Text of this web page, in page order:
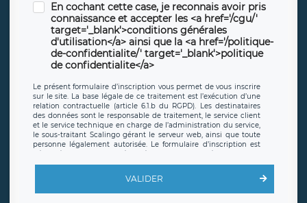
En cochant cette case, je reconnais avoir pris
connaissance et accepter les <a href='/cgu/'
target='_blank'>conditions générales
d'utilisation</a> ainsi que la <a href='/politique-
de-confidentialite/' target='_blank'>politique
de confidentialite</a>
Le présent formulaire d’inscription vous permet de vous inscrire
sur le site. La base légale de ce traitement est l’exécution d’une
relation contractuelle (article 6.1.b du RGPD). Les destinataires
des données sont le responsable de traitement, le service client
et le service technique en charge de l’administration du service,
le sous-traitant Scalingo gérant le serveur web, ainsi que toute
personne légalement autorisée. Le formulaire d’inscription est
offrant desclauses de protection conformes au RGPD. Les
en sollicite la suppression, étant entendu que vous pouvez
demander la suppression de vos données et retirer votre
VALIDER